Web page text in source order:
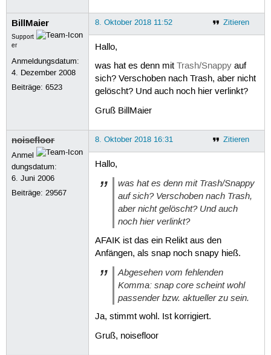
BillMaier
Support
er
Anmeldungsdatum:
4. Dezember 2008
Beiträge:6523
Zitieren
8. Oktober 2018 11:52
Hallo,
was hat es denn mit Trash/Snappyauf
sich? Verschoben nach Trash, aber nicht
gelöscht? Und auch noch hier verlinkt?
Gruß BillMaier
noisefloor
Anmel
dungsdatum:
6. Juni 2006
Beiträge:29567
Zitieren
8. Oktober 2018 16:31
Hallo,
was hat es denn mit Trash/Snappy
auf sich? Verschoben nach Trash,
aber nicht gelöscht? Und auch
noch hier verlinkt?
AFAIK ist das ein Relikt aus den
Anfängen, als snap noch snapy hieß.
Abgesehen vom fehlenden
Komma: snap core scheint wohl
passender bzw. aktueller zu sein.
Ja, stimmt wohl. Ist korrigiert.
Gruß, noisefloor